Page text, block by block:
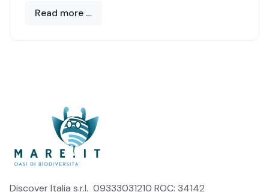
Lista rossa. Dunque, una specie a rischio come le
Read more …
Discover Italia s.r.l. 09333031210 ROC: 34142